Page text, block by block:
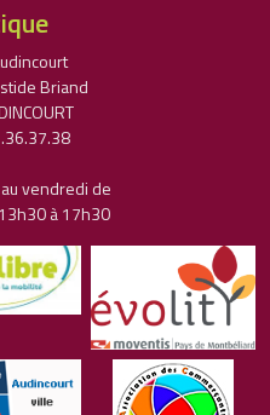
Briand
vendredi de
à 17h30